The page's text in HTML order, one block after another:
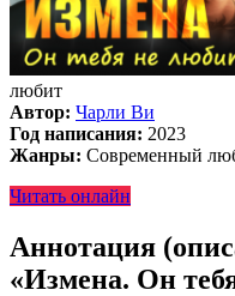
любит
Автор: Чарли Ви
Год написания: 2023
Жанры: Современный
Читать онлайн
Аннотация
«Измена. Он